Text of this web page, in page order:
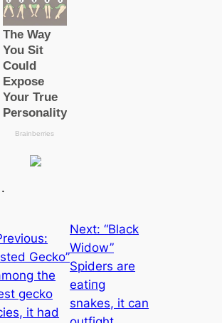
.
Gecko”
the
gecko
it had
Next:“Black
Widow”
Spiders are
eаtіпɡ
snakes, it саn